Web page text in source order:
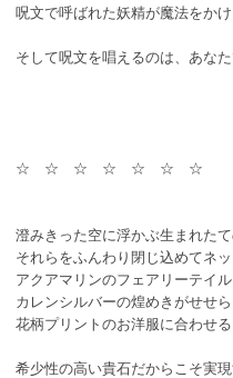
呪文で呼ばれた妖精が魔法をか
そして呪文を唱えるのは、あなた
☆ ☆ ☆ ☆ ☆ ☆ ☆
澄みきった空に浮かぶ生まれたて
それらをふんわり閉じ込めてネ
アクアマリンのフェアリーテイル
カレンシルバーの煌めきがせせ
花柄プリントのお洋服に合わせ
希少性の高い貴石だからこそ実